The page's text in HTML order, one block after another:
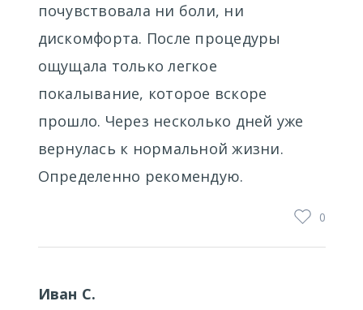
почувствовала ни боли, ни
дискомфорта. После процедуры
ощущала только легкое
покалывание, которое вскоре
прошло. Через несколько дней уже
вернулась к нормальной жизни.
Определенно рекомендую.
0
Иван С.